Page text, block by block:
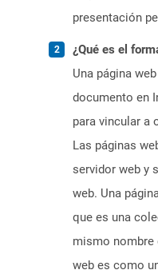
presentación
¿Qué es el
Una página
documento en
para vincular a
Las páginas
servidor web y
web. Una
que es una
mismo nombre
web es como